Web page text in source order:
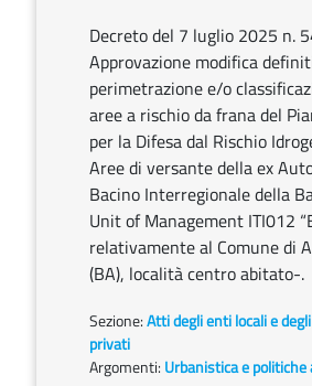
Decreto del 7 luglio 2025 n.
Approvazione modifica
perimetrazione e/o
aree a rischio da frana del
per la Difesa dal Rischio
Aree di versante della ex
Bacino Interregionale della
Unit of Management ITI012
relativamente al Comune di
(BA), località centro abitato-.
Sezione:Atti degli enti locali e
privati
Argomenti: Urbanistica e